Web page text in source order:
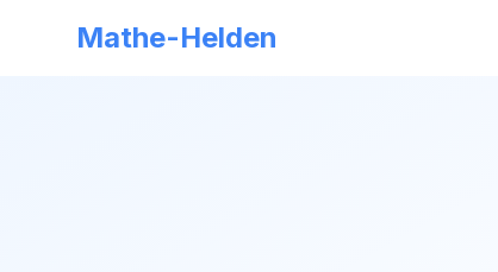
Mathe-Helden